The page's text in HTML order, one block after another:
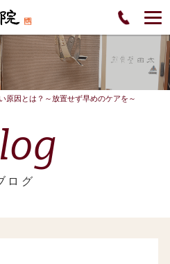
原因とは？～放置せず早めのケアを～
Blog
ログ